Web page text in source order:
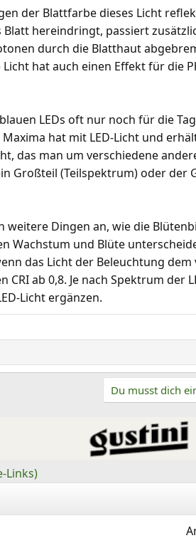
der Blattfarbe dieses Licht
hereindringt, passiert
durch die Blatthaut
hat auch einen Effekt für die
LEDs oft nur noch für die
hat mit LED-Licht und
das man um verschiedene
Großteil (Teilspektrum) oder der
Dingen an, wie die
und Blüte
das Licht der Beleuchtung
ab 0,8. Je nach Spektrum der
Licht ergänzen.
Du musst dich
Links)